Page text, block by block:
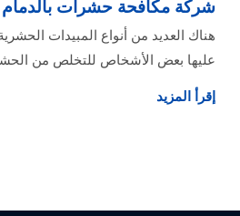
شركة مكافحة حشرات بالدمام
هناك العديد من أنواع المبيدات
عليها بعض الأشخاص للتخلص من
إقرأ المزيد